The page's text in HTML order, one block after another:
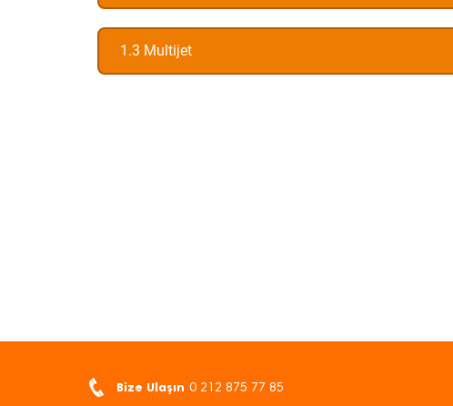
1.3 Multijet
Bize Ulaşın 0 212 875 77 85